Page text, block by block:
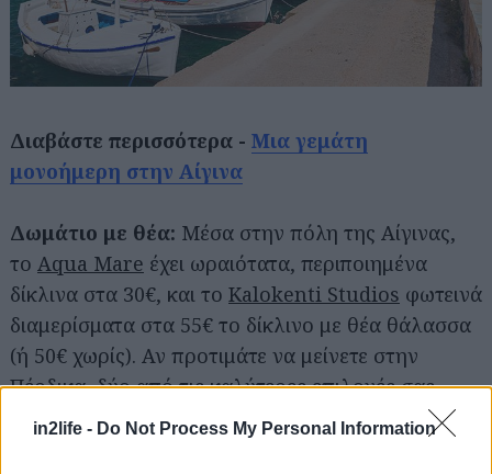
in2life - Do Not Process My Personal Information
Διαβάστε περισσότερα - Μια γεμάτη
μονοήμερη στην Αίγινα
Δωμάτιο με θέα: Μέσα στην πόλη της Αίγινας,
το Aqua Mare έχει ωραιότατα, περιποιημένα
δίκλινα στα 30€, και το Kalokenti Studios φωτεινά
διαμερίσματα στα 55€ το δίκλινο με θέα θάλασσα
(ή 50€ χωρίς). Αν προτιμάτε να μείνετε στην
Πέρδικα, δύο από τις καλύτερες επιλογές σας
είναι τα
Alvi Studios (38€ το δίκλινο) και
Perdika
Αναζήτηση